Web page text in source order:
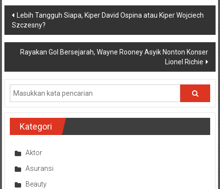
Navigasi
pos
Lebih Tangguh Siapa, Kiper David Ospina atau Kiper Wojciech
Szczesny?
Rayakan Gol Bersejarah, Wayne Rooney Asyik Nonton Konser
Lionel Richie
Kategori
Aktor
Asuransi
Beauty